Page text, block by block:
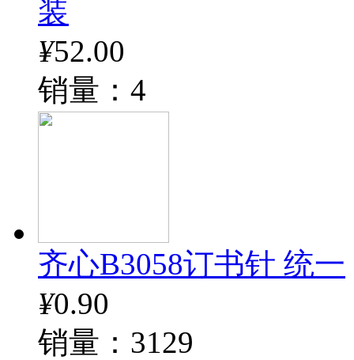
装
¥52.00
销量：4
齐心B3058订书针 统一
¥0.90
销量：3129